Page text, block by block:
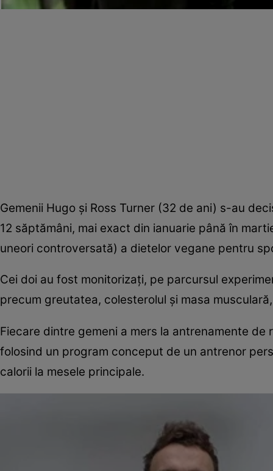
Gemenii Hugo şi Ross Turner (32 de ani) s-au
12 săptămâni, mai exact din ianuarie până în
uneori controversată) a dietelor vegane pentru
Cei doi au fost monitorizaţi, pe parcursul
precum greutatea, colesterolul şi masa
Fiecare dintre gemeni a mers la antrenamente
folosind un program conceput de un antrenor
calorii la mesele principale.